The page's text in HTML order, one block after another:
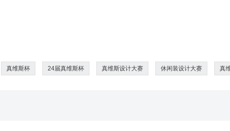
真维斯杯 24届真维斯杯 真维斯设计大赛 休闲装设计大赛 真